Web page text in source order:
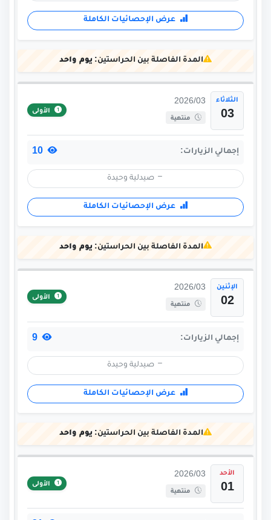
عرض الإحصائيات الكاملة
المدة الفاصلة بين الحراستين: يوم واحد
الثلاثاء
03
2026/03
منتهية
الأولى
إجمالي الزيارات:
صيدلية وحيدة
عرض الإحصائيات الكاملة
المدة الفاصلة بين الحراستين: يوم واحد
الإثنين
02
2026/03
منتهية
الأولى
إجمالي الزيارات:
صيدلية وحيدة
عرض الإحصائيات الكاملة
المدة الفاصلة بين الحراستين: يوم واحد
الأحد
01
2026/03
منتهية
الأولى